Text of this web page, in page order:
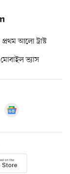
প্রথম আলো ট্রাস্ট
মোবাইল ভ্যাস